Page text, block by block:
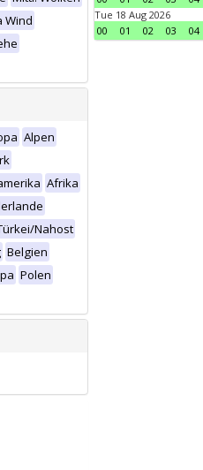
Wind
Alpen
Afrika
Nahost
Belgien
Polen
Tue 18 Aug 2026
00
01 02 03 04